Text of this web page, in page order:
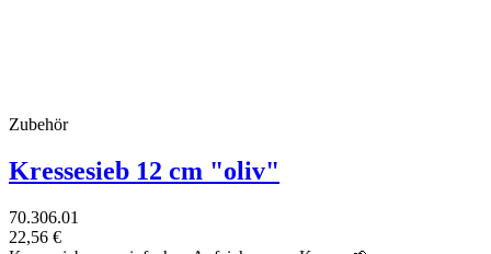
Zubehör
Kressesieb 12 cm "oliv"
70.306.01
22,56 €